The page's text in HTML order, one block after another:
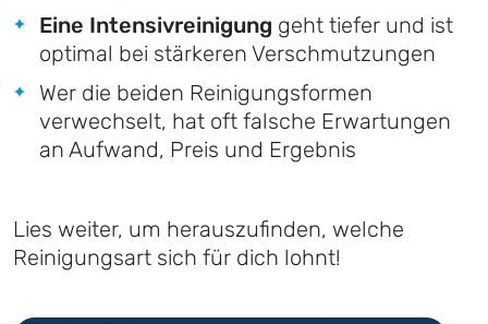
Eine Intensivreinigung geht tiefer und ist
optimal bei stärkeren Verschmutzungen
Wer die beiden Reinigungsformen
verwechselt, hat oft falsche Erwartungen
an Aufwand, Preis und Ergebnis
Lies weiter, um herauszufinden, welche
Reinigungsart sich für dich lohnt!